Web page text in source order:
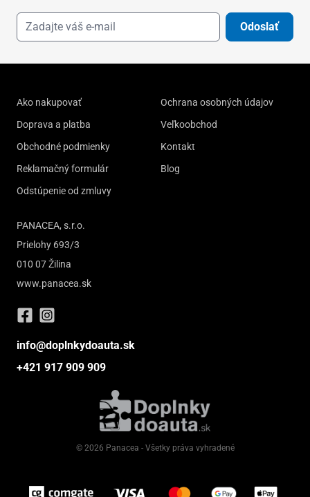
Odoslať
Ako nakupovať
Doprava a platba
Obchodné podmienky
Reklamačný formulár
Odstúpenie od zmluvy
Ochrana osobných údajov
Veľkoobchod
Kontakt
Blog
PANACEA, s.r.o.
Prielohy 693/3
010 07 Žilina
www.panacea.sk
info@doplnkydoauta.sk
+421 917 909 909
© 2026 Panacea - Všetky práva vyhradené